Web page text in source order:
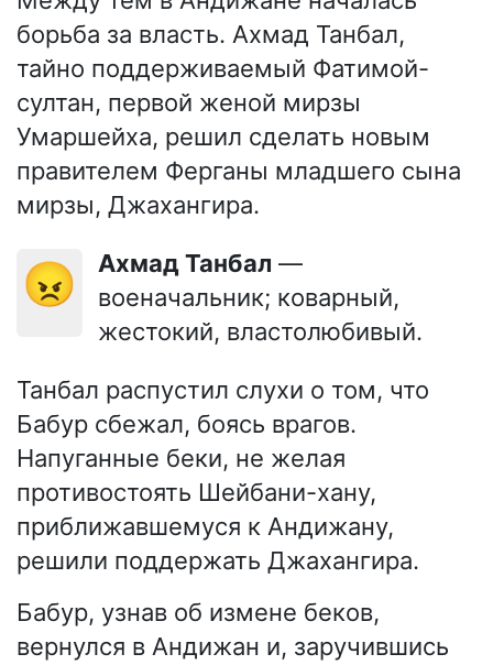
борьба за власть. Ахмад Танбал,
тайно поддерживаемый Фатимой-
султан, первой женой мирзы
Умаршейха, решил сделать новым
правителем Ферганы младшего сына
мирзы, Джахангира.
😠 Ахмад Танбал —
военачальник; коварный,
жестокий, властолюбивый.
Танбал распустил слухи о том, что
Бабур сбежал, боясь врагов.
Напуганные беки, не желая
противостоять Шейбани-хану,
приближавшемуся к Андижану,
решили поддержать Джахангира.
Бабур, узнав об измене беков,
вернулся в Андижан и, заручившись